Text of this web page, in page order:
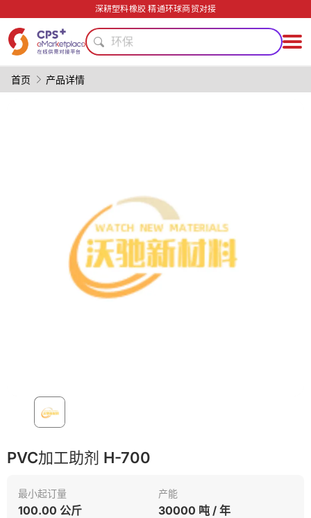
深耕塑料橡胶 精通环球商贸对接
PET
耐高温
精密注塑
PVC
环保
精密注塑
医疗级
PVC
绿色成型方案
首页 产品详情
PVC加工助剂 H-700
最小起订量
100.00 公斤
产能
30000 吨 / 年